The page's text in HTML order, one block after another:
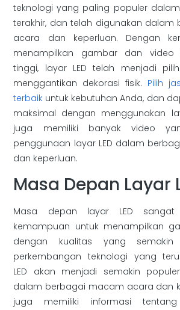
teknologi yang paling populer
terakhir, dan telah digunakan
acara dan keperluan. Dengan
menampilkan gambar dan video
tinggi, layar LED telah menjadi
menggantikan dekorasi fisik. Pilih
terbaik untuk kebutuhan Anda, dan
maksimal dengan menggunakan
juga memiliki banyak video
penggunaan layar LED dalam
dan keperluan.
Masa Depan Layar
Masa depan layar LED sangat
kemampuan untuk menampilkan
dengan kualitas yang semakin
perkembangan teknologi yang
LED akan menjadi semakin
dalam berbagai macam acara dan
juga memiliki informasi tentang